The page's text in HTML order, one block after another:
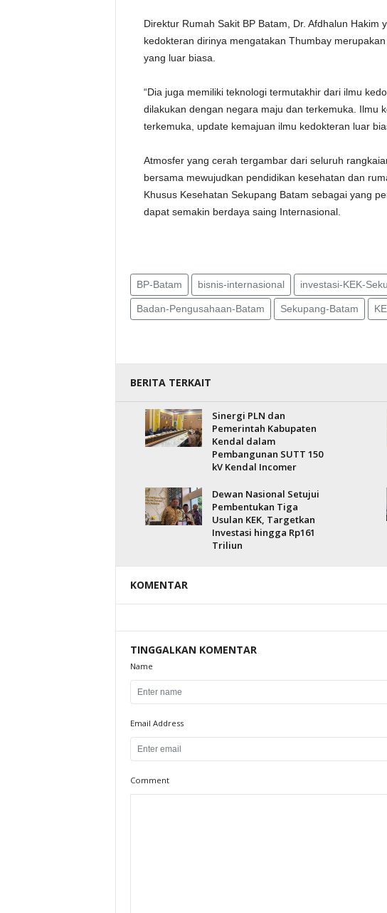
Direktur Rumah Sakit BP Batam, Dr. Afdhalun Hakim
kedokteran dirinya mengatakan Thumbay
yang luar biasa.
“Dia juga memiliki teknologi termutakhir dari ilmu
dilakukan dengan negara maju dan terkemuka. Ilmu
terkemuka, update kemajuan ilmu kedokteran luar
Atmosfer yang cerah tergambar dari seluruh
bersama mewujudkan pendidikan kesehatan dan
Khusus Kesehatan Sekupang Batam sebagai yang
dapat semakin berdaya saing Internasional.
BP-Batam bisnis-internasional investasi-KEK-
Badan-Pengusahaan-Batam Sekupang-Batam
BERITA TERKAIT
Sinergi PLN dan
Pemerintah Kabupaten
Kendal dalam
Pembangunan SUTT 150
kV Kendal Incomer
Dewan Nasional Setujui
Pembentukan Tiga
Usulan KEK, Targetkan
Investasi hingga Rp161
Triliun
KOMENTAR
TINGGALKAN KOMENTAR
Name
Email Address
Comment